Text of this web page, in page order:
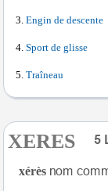
Engin de descente
Sport de glisse
Traîneau
XERES
xérès